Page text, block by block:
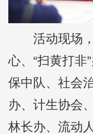
活动现场，
心、“扫黄打非
保中队、社会
办、计生协会
林长办、流动